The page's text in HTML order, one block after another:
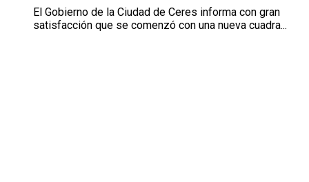
El Gobierno de la Ciudad de Ceres informa con gran
satisfacción que se comenzó con una nueva cuadra...